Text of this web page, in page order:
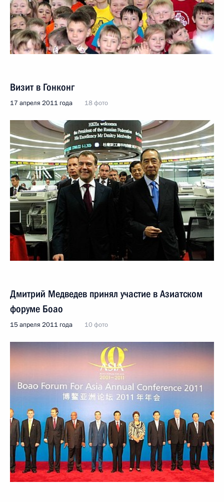
Визит в Гонконг
17 апреля 2011 года 18 фото
Дмитрий Медведев принял участие в Азиатском
форуме Боао
15 апреля 2011 года 10 фото